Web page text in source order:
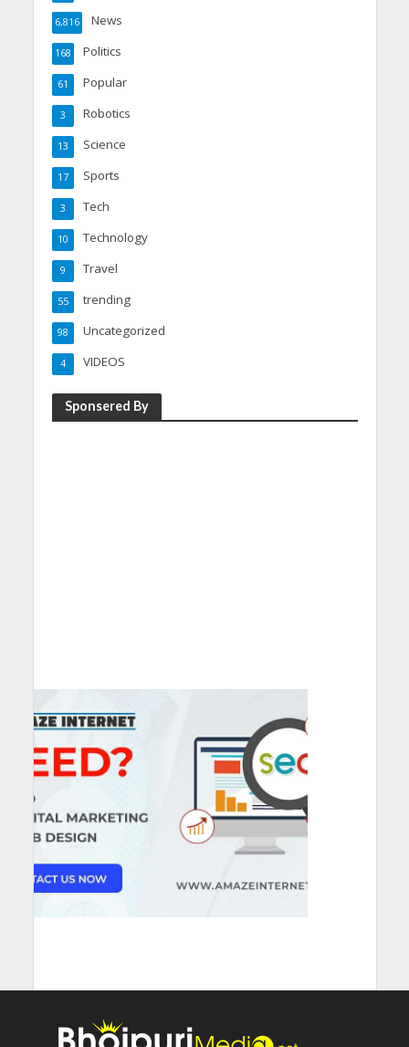
News
6,816
Politics
168
Popular
61
Robotics
3
Science
13
Sports
17
Tech
3
Technology
10
Travel
9
trending
55
Uncategorized
98
VIDEOS
4
Sponsered By